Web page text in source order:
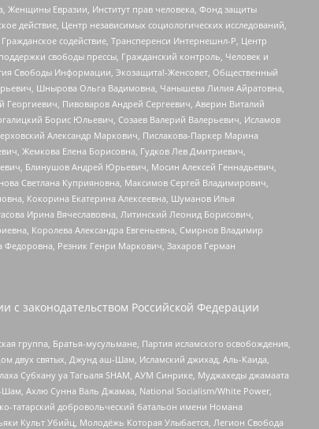
Женщины Евразии, Институт прав человека, Фонд защиты
действие, Центр независимых социологических исследований,
содействие, Трансперенси Интернешнл-Р, Центр
свободы прессы, Гражданский контроль, Человек и
Свободы Информации, Экозащита!-Женсовет, Общественный
Шнырова Ольга Вадимовна, Чанышева Лилия Айратовна,
Георгиевич, Пивоваров Андрей Сергеевич, Аверин Виталий
Борис Юльевич, Созаев Валерий Валерьевич, Исламов
Александр Маркович, Пислакова-Паркер Марина
Жемкова Елена Борисовна, Гудков Лев Дмитриевич,
Блинушов Андрей Юрьевич, Мосин Алексей Геннадьевич,
Светлана Куприяновна, Максимов Сергей Владимирович,
Кокорина Екатерина Алексеевна, Шуманов Илья
Ирина Вячеславовна, Литинский Леонид Борисович,
Королева Александра Евгеньевна, Смирнов Владимир
Резник Генри Маркович, Захаров Герман
законодательством Российской Федерации
группа, Братья-мусульмане, Партия исламского освобождения,
двух святых, Джунд аш-Шам, Исламский джихад, Аль-Каида,
Субхану уа Тагьаля SHAM, АУМ Синрике, Муджахеды джамаата
Ахлю Сунна Валь Джамаа, National Socialism/White Power,
татарский добровольческий батальон имени Номана
Культ Убийц, Молодёжь Которая Улыбается, Легион Свобода